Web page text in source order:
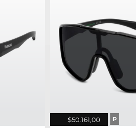
$50.161,00 P